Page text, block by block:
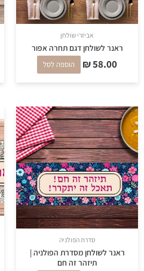
אביזרי שולחן
ראנר לשולחן דגם תחרה אפור
₪58.00 הוספה לסל
סדרת הפולניה
ראנר לשולחן מסדרת הפולניה |
תיזהר זה חם